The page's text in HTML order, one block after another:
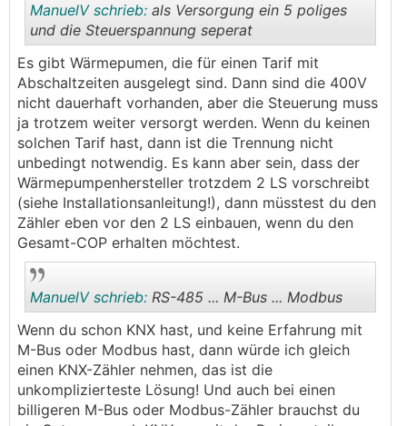
..
ManuelV schrieb: als Versorgung ein 5 poliges
und die Steuerspannung seperat
Es gibt Wärmepumen, die für einen Tarif mit
Abschaltzeiten ausgelegt sind. Dann sind die 400V
nicht dauerhaft vorhanden, aber die Steuerung muss
ja trotzem weiter versorgt werden. Wenn du keinen
solchen Tarif hast, dann ist die Trennung nicht
unbedingt notwendig. Es kann aber sein, dass der
Wärmepumpenhersteller trotzdem 2 LS vorschreibt
(siehe Installationsanleitung!), dann müsstest du den
Zähler eben vor den 2 LS einbauen, wenn du den
Gesamt-COP erhalten möchtest.
..
ManuelV schrieb: RS-485 ... M-Bus ... Modbus
Wenn du schon KNX hast, und keine Erfahrung mit
M-Bus oder Modbus hast, dann würde ich gleich
einen KNX-Zähler nehmen, das ist die
unkomplizierteste Lösung! Und auch bei einen
billigeren M-Bus oder Modbus-Zähler brauchst du